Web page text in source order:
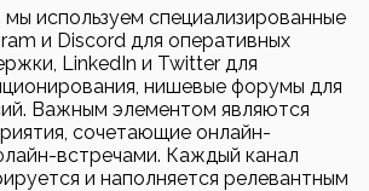
используем специализированные
и Discord для оперативных
LinkedIn и Twitter для
нишевые форумы для
Важным элементом являются
сочетающие онлайн-
встречами. Каждый канал
и наполняется релевантным